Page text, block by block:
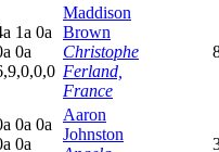
a 1a 0a
a 0a
Maddison
Brown
Christophe
Ferland,
France
a 0a 0a
a 0a
Aaron
Johnston